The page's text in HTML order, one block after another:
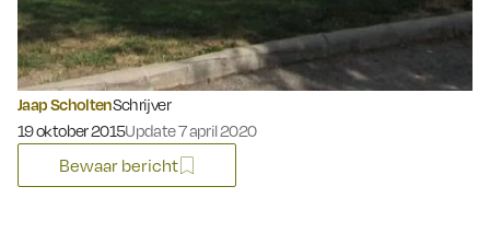
Jaap ScholtenSchrijver
Gepubliceerd op:
19 oktober 2015Update 7 april 2020
Bewaar bericht